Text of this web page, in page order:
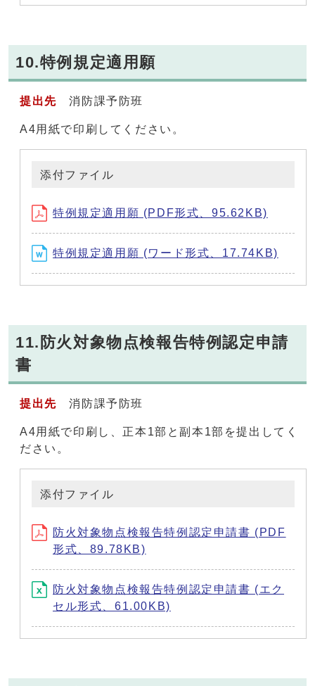
10.特例規定適用願
提出先 消防課予防班
A4用紙で印刷してください。
添付ファイル
特例規定適用願 (PDF形式、95.62KB)
特例規定適用願 (ワード形式、17.74KB)
11.防火対象物点検報告特例認定申請
書
提出先 消防課予防班
A4用紙で印刷し、正本1部と副本1部を提出してく
ださい。
添付ファイル
防火対象物点検報告特例認定申請書 (PDF
形式、89.78KB)
防火対象物点検報告特例認定申請書 (エク
セル形式、61.00KB)